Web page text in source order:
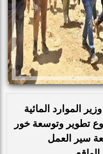
الموارد المائية
تطوير وتوسعة خور
سير العمل